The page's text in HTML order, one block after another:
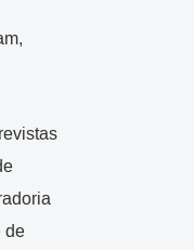
de